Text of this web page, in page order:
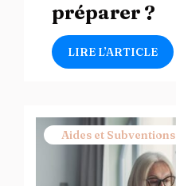
préparer ?
LIRE L’ARTICLE
Aides et Subventions